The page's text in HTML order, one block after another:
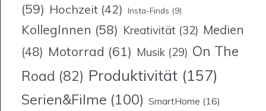
(59) Hochzeit (42) Insta-Finds (9)
KollegInnen (58) Kreativität (32) Medien
(48) Motorrad (61) Musik (29) On The
Road (82) Produktivität (157)
Serien&Filme (100) SmartHome (16)